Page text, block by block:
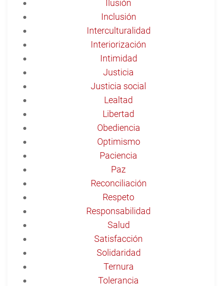
Ilusión
Inclusión
Interculturalidad
Interiorización
Intimidad
Justicia
Justicia social
Lealtad
Libertad
Obediencia
Optimismo
Paciencia
Paz
Reconciliación
Respeto
Responsabilidad
Salud
Satisfacción
Solidaridad
Ternura
Tolerancia